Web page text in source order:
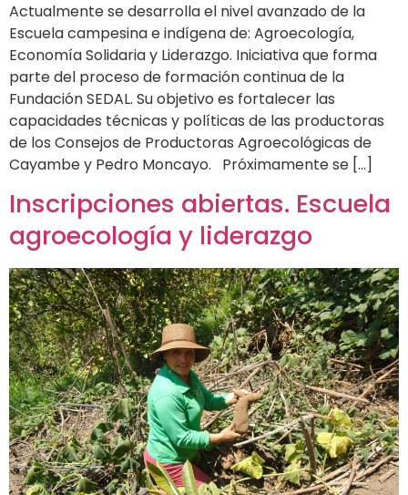
Actualmente se desarrolla el nivel avanzado de la
Escuela campesina e indígena de: Agroecología,
Economía Solidaria y Liderazgo. Iniciativa que forma
parte del proceso de formación continua de la
Fundación SEDAL. Su objetivo es fortalecer las
capacidades técnicas y políticas de las productoras
de los Consejos de Productoras Agroecológicas de
Cayambe y Pedro Moncayo. Próximamente se […]
Inscripciones abiertas. Escuela
agroecología y liderazgo